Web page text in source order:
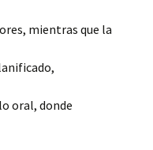
mientras que la
oral, donde